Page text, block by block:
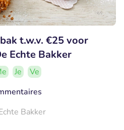
t.w.v. €25 voor
Echte Bakker
Je
Ve
Bakker